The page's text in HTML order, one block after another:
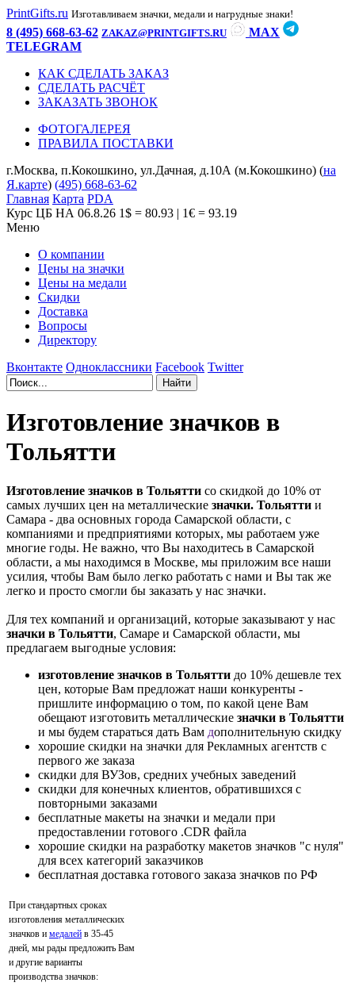
PrintGifts.ru Изготавливаем значки, медали и нагрудные знаки!
8 (495) 668-63-62 ZAKAZ@PRINTGIFTS.RU
MAX
TELEGRAM
КАК СДЕЛАТЬ ЗАКАЗ
СДЕЛАТЬ РАСЧЁТ
ЗАКАЗАТЬ ЗВОНОК
ФОТОГАЛЕРЕЯ
ПРАВИЛА ПОСТАВКИ
г.Москва, п.Кокошкино, ул.Дачная, д.10А (м.Кокошкино) (на
Я.карте) (495) 668-63-62
Главная Карта PDA
Курс ЦБ НА 06.8.26 1$ = 80.93 | 1€ = 93.19
Меню
О компании
Цены на значки
Цены на медали
Скидки
Доставка
Вопросы
Директору
Вконтакте Одноклассники Facebook Twitter
Изготовление значков в
Тольятти
Изготовление значков в Тольятти со скидкой до 10% от
самых лучших цен на металлические значки. Тольятти и
Самара - два основных города Самарской области, с
компаниями и предприятиями которых, мы работаем уже
многие годы. Не важно, что Вы находитесь в Самарской
области, а мы находимся в Москве, мы приложим все наши
усилия, чтобы Вам было легко работать с нами и Вы так же
легко и просто смогли бы заказать у нас значки.
Для тех компаний и организаций, которые заказывают у нас
значки в Тольятти, Самаре и Самарской области, мы
предлагаем выгодные условия:
изготовление значков в Тольятти до 10% дешевле тех
цен, которые Вам предложат наши конкуренты -
пришлите информацию о том, по какой цене Вам
обещают изготовить металлические значки в Тольятти
и мы будем стараться дать Вам дополнительную скидку
хорошие скидки на значки для Рекламных агентств с
первого же заказа
скидки для ВУЗов, средних учебных заведений
скидки для конечных клиентов, обратившихся с
повторными заказами
бесплатные макеты на значки и медали при
предоставлении готового .CDR файла
хорошие скидки на разработку макетов значков "с нуля"
для всех категорий заказчиков
бесплатная доставка готового заказа значков по РФ
При стандартных сроках
изготовления металлических
значков и медалей в 35-45
дней, мы рады предложить Вам
и другие варианты
производства значков: